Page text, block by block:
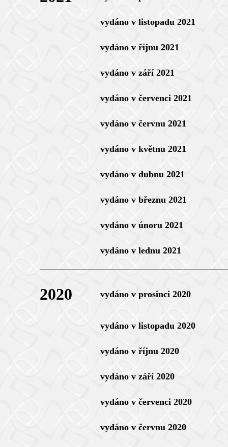
vydáno v listopadu 2021
vydáno v říjnu 2021
vydáno v září 2021
vydáno v červenci 2021
vydáno v červnu 2021
vydáno v květnu 2021
vydáno v dubnu 2021
vydáno v březnu 2021
vydáno v únoru 2021
vydáno v lednu 2021
2020 vydáno v prosinci 2020
vydáno v listopadu 2020
vydáno v říjnu 2020
vydáno v září 2020
vydáno v červenci 2020
vydáno v červnu 2020